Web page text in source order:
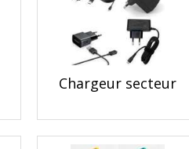
Chargeur secteur